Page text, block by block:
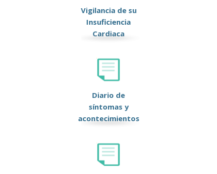
Vigilancia de su
Insuficiencia
Cardiaca
Diario de
síntomas y
acontecimientos